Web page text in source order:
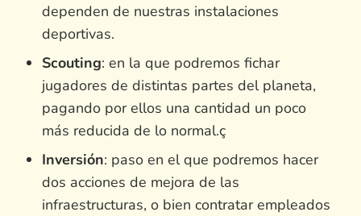
dependen de nuestras instalaciones
deportivas.
Scouting: en la que podremos fichar
jugadores de distintas partes del planeta,
pagando por ellos una cantidad un poco
más reducida de lo normal.ç
Inversión: paso en el que podremos hacer
dos acciones de mejora de las
infraestructuras, o bien contratar empleados